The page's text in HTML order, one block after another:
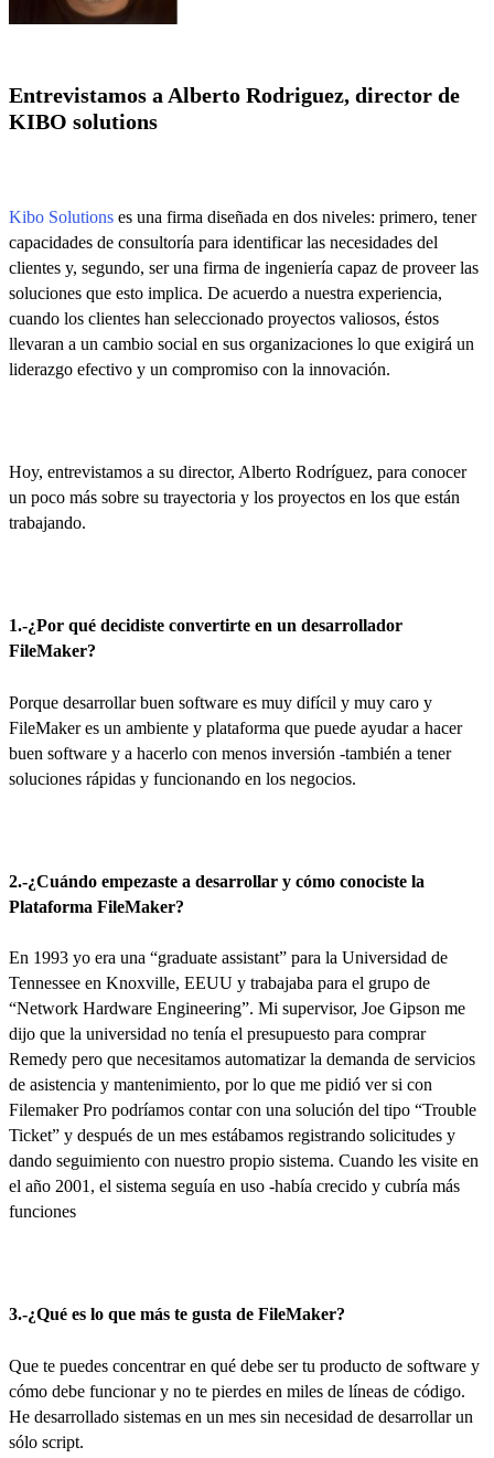
Entrevistamos a Alberto Rodriguez, director de
KIBO solutions
Kibo Solutions es una firma diseñada en dos niveles: primero, tener
capacidades de consultoría para identificar las necesidades del
clientes y, segundo, ser una firma de ingeniería capaz de proveer las
soluciones que esto implica. De acuerdo a nuestra experiencia,
cuando los clientes han seleccionado proyectos valiosos, éstos
llevaran a un cambio social en sus organizaciones lo que exigirá un
liderazgo efectivo y un compromiso con la innovación.
Hoy, entrevistamos a su director, Alberto Rodríguez, para conocer
un poco más sobre su trayectoria y los proyectos en los que están
trabajando.
1.-¿Por qué decidiste convertirte en un desarrollador
FileMaker?
Porque desarrollar buen software es muy difícil y muy caro y
FileMaker es un ambiente y plataforma que puede ayudar a hacer
buen software y a hacerlo con menos inversión -también a tener
soluciones rápidas y funcionando en los negocios.
2.-¿Cuándo empezaste a desarrollar y cómo conociste la
Plataforma FileMaker?
En 1993 yo era una “graduate assistant” para la Universidad de
Tennessee en Knoxville, EEUU y trabajaba para el grupo de
“Network Hardware Engineering”. Mi supervisor, Joe Gipson me
dijo que la universidad no tenía el presupuesto para comprar
Remedy pero que necesitamos automatizar la demanda de servicios
de asistencia y mantenimiento, por lo que me pidió ver si con
Filemaker Pro podríamos contar con una solución del tipo “Trouble
Ticket” y después de un mes estábamos registrando solicitudes y
dando seguimiento con nuestro propio sistema. Cuando les visite en
el año 2001, el sistema seguía en uso -había crecido y cubría más
funciones
3.-¿Qué es lo que más te gusta de FileMaker?
Que te puedes concentrar en qué debe ser tu producto de software y
cómo debe funcionar y no te pierdes en miles de líneas de código.
He desarrollado sistemas en un mes sin necesidad de desarrollar un
sólo script.